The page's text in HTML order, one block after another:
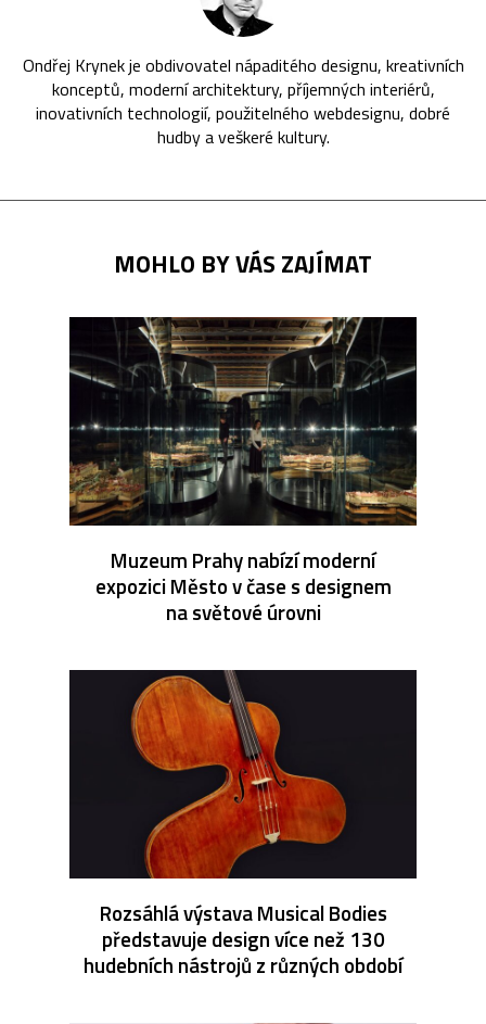
Ondřej Krynek je obdivovatel nápaditého designu, kreativních
konceptů, moderní architektury, příjemných interiérů,
inovativních technologií, použitelného webdesignu, dobré
hudby a veškeré kultury.
MOHLO BY VÁS ZAJÍMAT
Muzeum Prahy nabízí moderní
expozici Město v čase s designem
na světové úrovni
Rozsáhlá výstava Musical Bodies
představuje design více než 130
hudebních nástrojů z různých období